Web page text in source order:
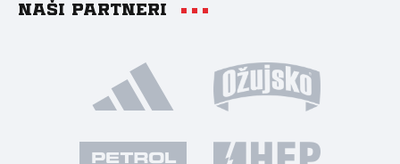
Naši partneri